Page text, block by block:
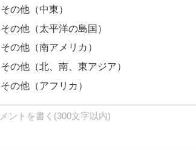
その他（中東）
その他（太平洋の島国）
その他（南アメリカ）
その他（北、南、東アジア）
その他（アフリカ）